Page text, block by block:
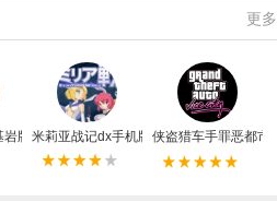
更多
岩版手机版
米莉亚战记dx手机版 侠盗猎车手罪恶都市